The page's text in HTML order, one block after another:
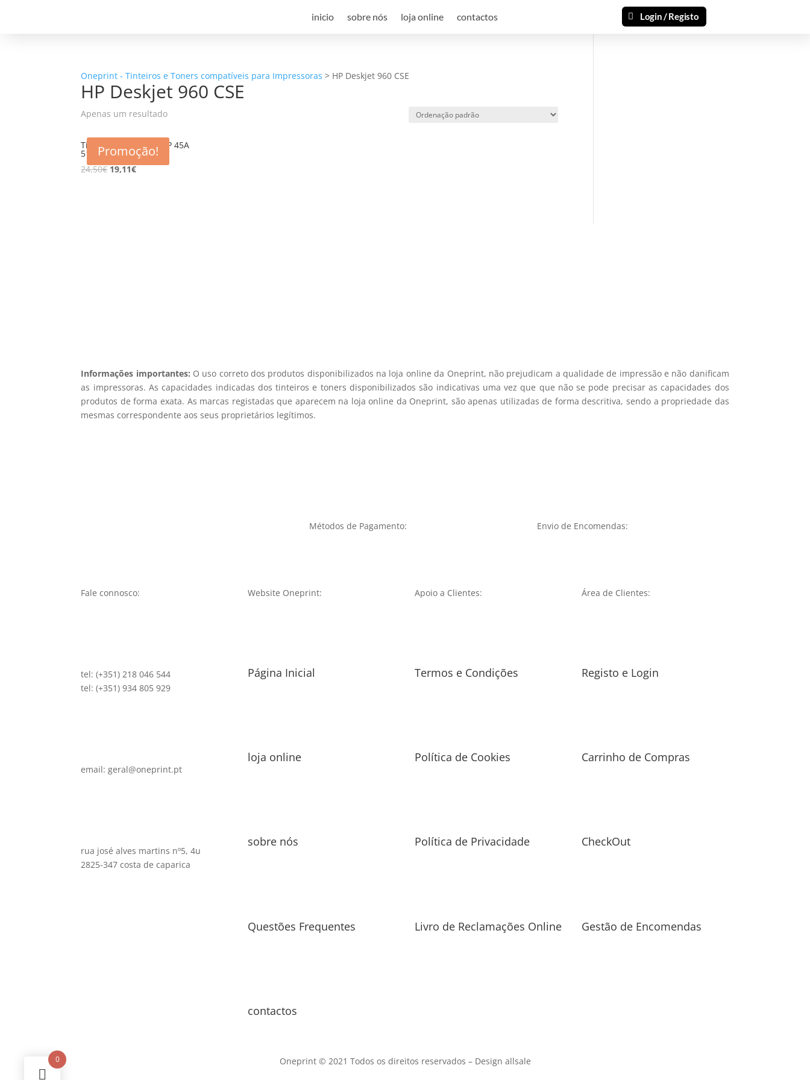
inicio sobre nós loja online contactos Login / Registo
Oneprint - Tinteiros e Toners compatíveis para Impressoras > HP Deskjet 960 CSE
HP Deskjet 960 CSE
Apenas um resultado
Promoção!
Tinteiro compativel HP 45A
51645A
24,50€ 19,11€
Informações importantes: O uso correto dos produtos disponibilizados na loja online da Oneprint, não prejudicam a qualidade de impressão e não danificam
as impressoras. As capacidades indicadas dos tinteiros e toners disponibilizados são indicativas uma vez que que não se pode precisar as capacidades dos
produtos de forma exata. As marcas registadas que aparecem na loja online da Oneprint, são apenas utilizadas de forma descritiva, sendo a propriedade das
mesmas correspondente aos seus proprietários legítimos.
Métodos de Pagamento: Envio de Encomendas:
Fale connosco:
tel: (+351) 218 046 544
tel: (+351) 934 805 929
email: geral@oneprint.pt
rua josé alves martins nº5, 4u
2825-347 costa de caparica
Website Oneprint:
Página Inicial
loja online
sobre nós
Questões Frequentes
contactos
Apoio a Clientes:
Termos e Condições
Política de Cookies
Política de Privacidade
Livro de Reclamações Online
Área de Clientes:
Registo e Login
Carrinho de Compras
CheckOut
Gestão de Encomendas
Oneprint © 2021 Todos os direitos reservados – Design allsale
0